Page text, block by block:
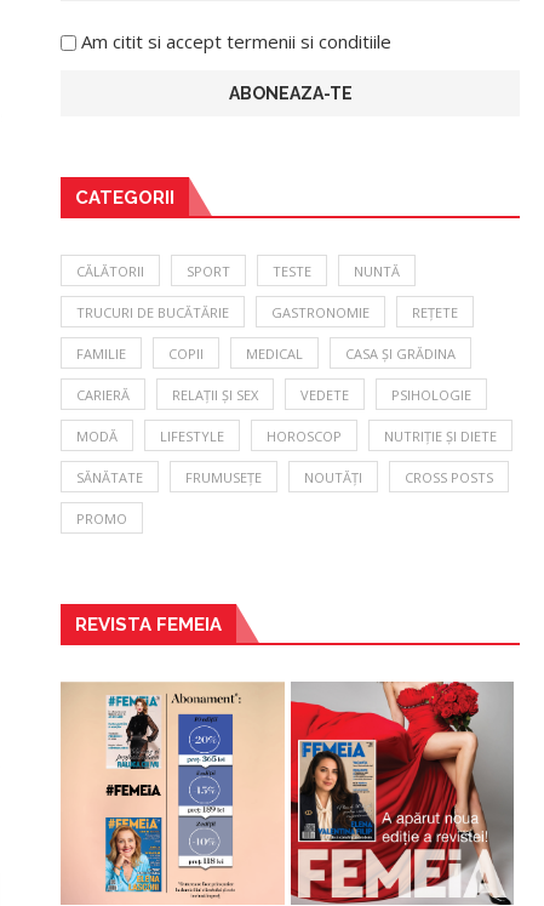
Am citit si accept termenii si conditiile
CATEGORII
CĂLĂTORII SPORT TESTE NUNTĂ
TRUCURI DE BUCĂTĂRIE GASTRONOMIE REȚETE
FAMILIE COPII MEDICAL CASA ȘI GRĂDINA
CARIERĂ RELAȚII ȘI SEX VEDETE PSIHOLOGIE
MODĂ LIFESTYLE HOROSCOP NUTRIȚIE ȘI DIETE
SĂNĂTATE FRUMUSEȚE NOUTĂȚI CROSS POSTS
PROMO
REVISTA FEMEIA